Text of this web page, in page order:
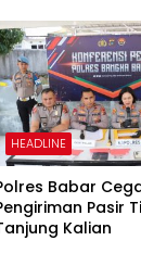
HEADLINE
Babar
Pasir
Kalian